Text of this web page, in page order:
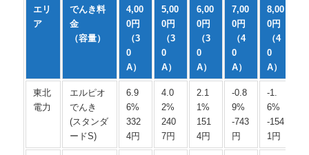
エリ
ア
でんき料
金
（容量）
4,00
0円
（3
0
A）
5,00
0円
（3
0
A）
6,00
0円
（3
0
A）
7,00
0円
（4
0
A）
8,00
0円
（4
0
A）
東北
電力
エルピオ
でんき
(スタンダ
ードS)
6.9
6%
332
4円
4.0
2%
240
7円
2.1
1%
151
4円
-0.8
9%
-743
円
-1.
6%
-154
1円